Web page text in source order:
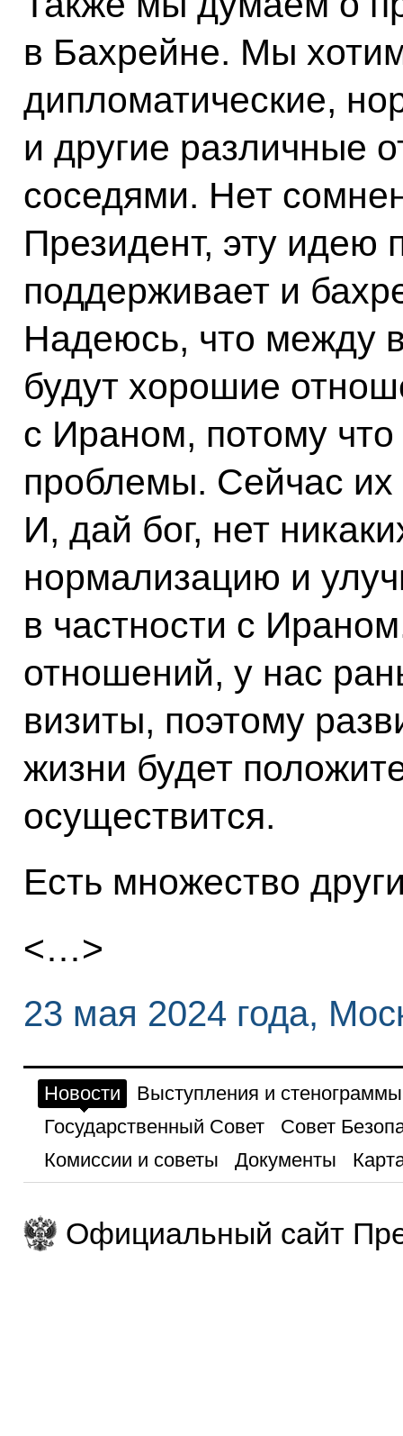
в Бахрейне. Мы
дипломатические,
и другие различные
соседями. Нет
Президент, эту идею
поддерживает и
Надеюсь, что между
будут хорошие
с Ираном, потому
проблемы. Сейчас их
И, дай бог, нет
нормализацию и
в частности с
отношений, у нас
визиты, поэтому
жизни будет
осуществится.
Есть множество
<…>
23 мая 2024 года,
Новости
Выступления и стенограммы
Государственный Совет
Совет
Комиссии и советы
Документы
Официальный сайт